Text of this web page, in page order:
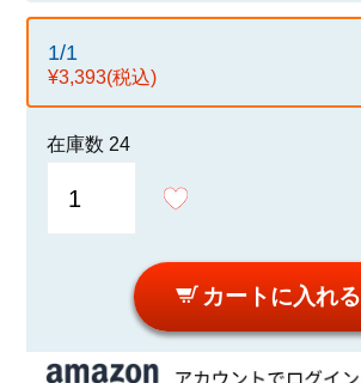
1/1
¥3,393(税込)
在庫数 24
カートに入れる